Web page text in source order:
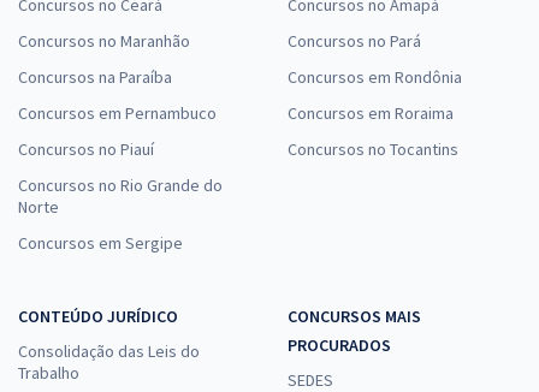
Concursos no Ceará
Concursos no Maranhão
Concursos na Paraíba
Concursos em Pernambuco
Concursos no Piauí
Concursos no Rio Grande do
Norte
Concursos em Sergipe
Concursos no Amapá
Concursos no Pará
Concursos em Rondônia
Concursos em Roraima
Concursos no Tocantins
CONTEÚDO JURÍDICO
Consolidação das Leis do
Trabalho
CONCURSOS MAIS
PROCURADOS
SEDES